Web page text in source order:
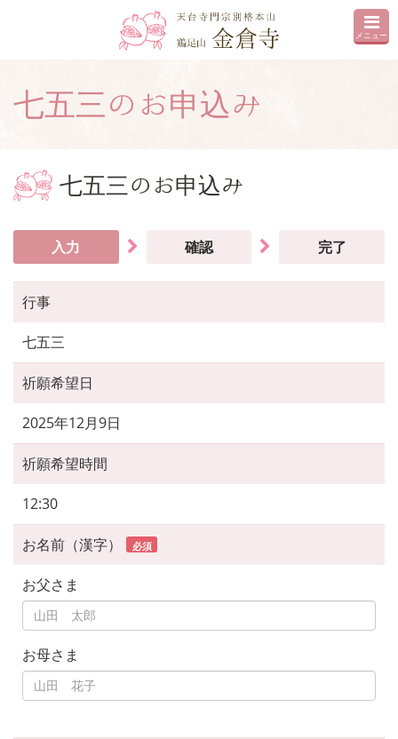
メニュー
七五三のお申込み
七五三のお申込み
入力 確認 完了
行事
七五三
祈願希望日
2025年12月9日
祈願希望時間
12:30
お名前（漢字） 必須
お父さま
お母さま